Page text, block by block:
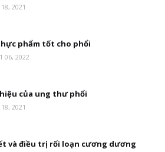
2021
phẩm tốt cho phổi
06, 2022
hiệu của ung thư phổi
2021
và điều trị rối loạn cương dương